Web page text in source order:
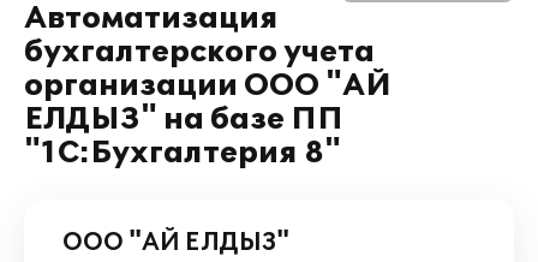
Автоматизация
бухгалтерского учета
организации ООО "АЙ
ЕЛДЫЗ" на базе ПП
"1С:Бухгалтерия 8"
ООО "АЙ ЕЛДЫЗ"